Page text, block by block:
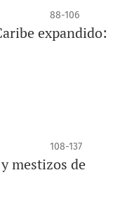
88-106
expandido:
108-137
mestizos de